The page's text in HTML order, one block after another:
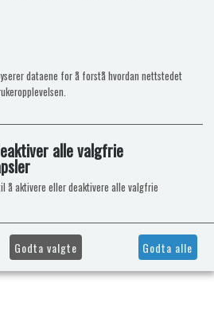
dataene for å forstå hvordan nettstedet
alle valgfrie
å aktivere eller deaktivere alle valgfrie
Godta valgte Godta alle